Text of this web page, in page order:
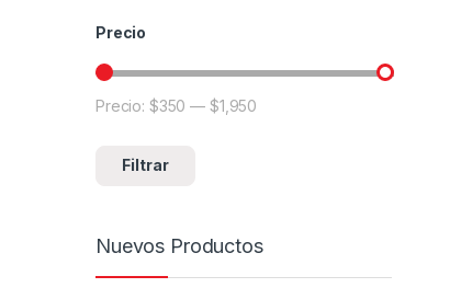
Precio
Precio mínimo
Precio máximo
Filtrar
Precio: $350 — $1,950
Nuevos Productos